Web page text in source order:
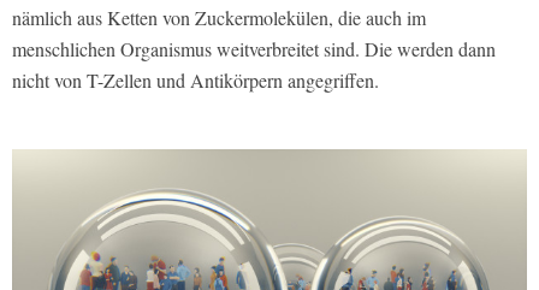
nämlich aus Ketten von Zuckermolekülen, die auch im
menschlichen Organismus weitverbreitet sind. Die werden dann
nicht von T-Zellen und Antikörpern angegriffen.